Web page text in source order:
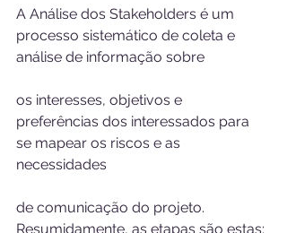
A Análise dos Stakeholders é um
processo sistemático de coleta e
análise de informação sobre
os interesses, objetivos e
preferências dos interessados para
se mapear os riscos e as
necessidades
de comunicação do projeto.
Resumidamente, as etapas são estas: